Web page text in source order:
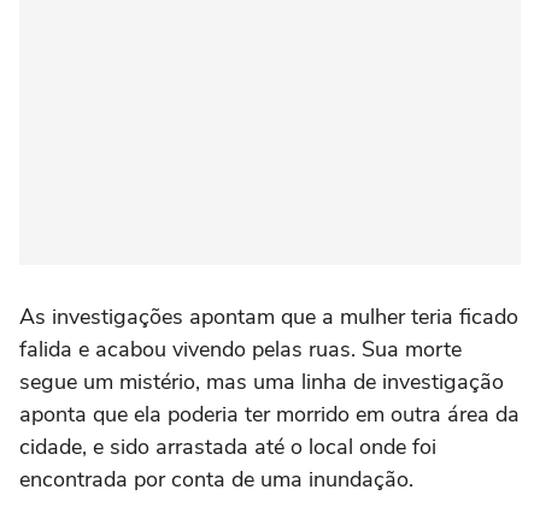
As investigações apontam que a mulher teria ficado
falida e acabou vivendo pelas ruas. Sua morte
segue um mistério, mas uma linha de investigação
aponta que ela poderia ter morrido em outra área da
cidade, e sido arrastada até o local onde foi
encontrada por conta de uma inundação.